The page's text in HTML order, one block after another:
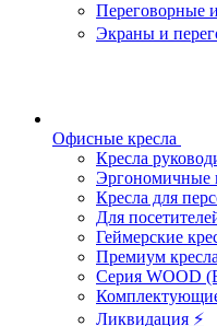
Переговорные
Экраны и
Офисные кресла
Кресла
Эргономичные
Кресла для
Для
Геймерские
Премиум кресла
Серия WOOD
Ликвидация ⚡